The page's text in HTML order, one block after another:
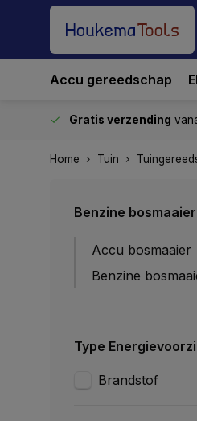
Accu gereedschap
Gratis verzending
Home Tuin
Benzine bosmaaier
Accu bosmaaier
Benzine
Type
Brandstof